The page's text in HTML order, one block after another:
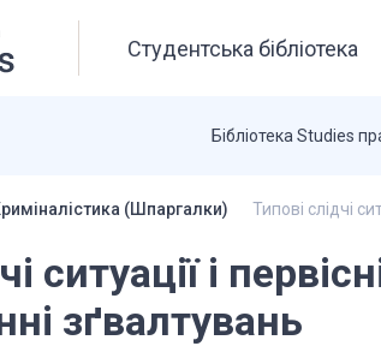
Студентська бібліотека
Бібліотека Studies
(Шпаргалки) Типові слідчі
ситуації і
зґвалтувань